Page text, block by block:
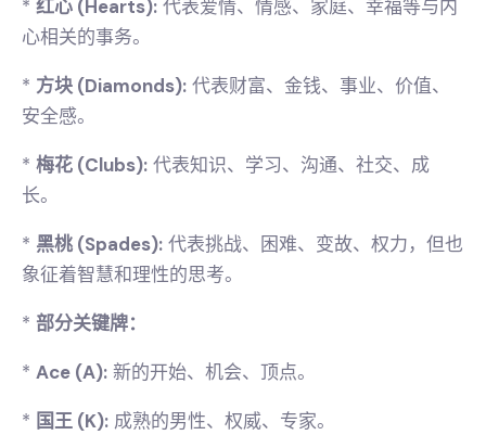
* 红心 (Hearts): 代表爱情、情感、家庭、幸福等与内
心相关的事务。
* 方块 (Diamonds): 代表财富、金钱、事业、价值、
安全感。
* 梅花 (Clubs): 代表知识、学习、沟通、社交、成
长。
* 黑桃 (Spades): 代表挑战、困难、变故、权力，但也
象征着智慧和理性的思考。
* 部分关键牌：
* Ace (A): 新的开始、机会、顶点。
* 国王 (K): 成熟的男性、权威、专家。